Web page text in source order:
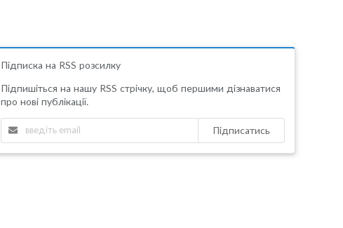
Підписка на RSS розсилку
Підпишіться на нашу RSS стрічку, щоб першими дізнаватися
про нові публікації.
Підписатись